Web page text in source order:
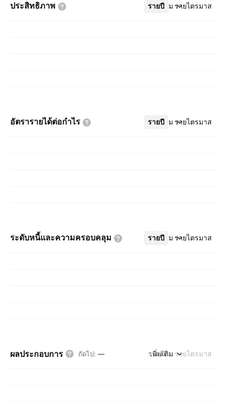
ประสิทธิภาพ รายปี รายไตรมาส
เพิ่มเติม
อัตรารายได้ต่อกำไร รายปี รายไตรมาส
เพิ่มเติม
ระดับหนี้และความครอบคลุม รายปี รายไตรมาส
เพิ่มเติม
ผลประกอบการ ถัดไป: — รายปี รายไตรมาส
เพิ่มเติม